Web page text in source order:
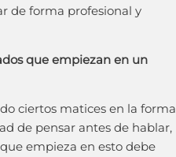
de forma profesional y
que empiezan en un
ciertos matices en la forma
de pensar antes de hablar,
empieza en esto debe